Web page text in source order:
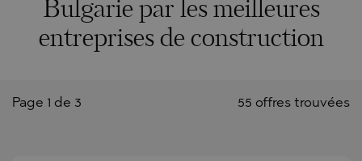
Bulgarie par les meilleures
entreprises de construction
55 offres trouvées
Page 1 de 3